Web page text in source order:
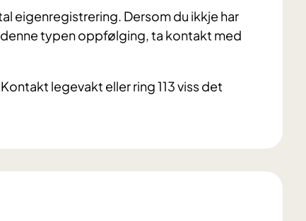
eigenregistrering. Dersom du ikkje har
typen oppfølging, ta kontakt med
legevakt eller ring 113 viss det